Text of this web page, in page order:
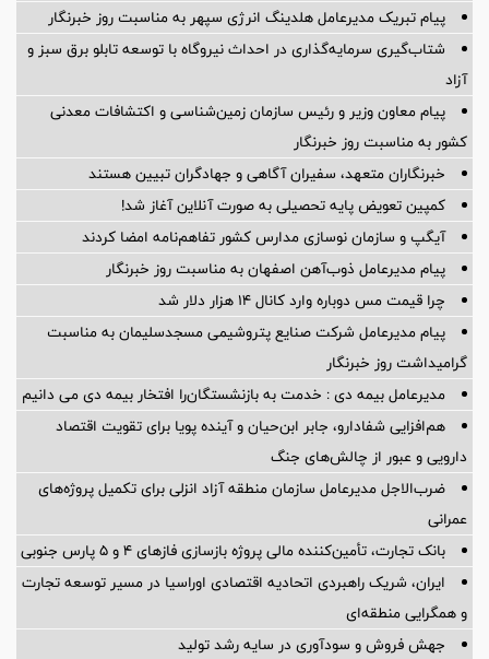
پیام تبریک مدیرعامل هلدینگ انرژی سپهر به مناسبت روز خبرنگار
شتاب‌گیری سرمایه‌گذاری در احداث نیروگاه با توسعه تابلو برق سبز و
آزاد
پیام معاون وزیر و رئیس سازمان زمین‌شناسی و اکتشافات معدنی
کشور به مناسبت روز خبرنگار
خبرنگاران متعهد، سفیران آگاهی و جهادگران تبیین هستند
کمپین تعویض پایه تحصیلی به صورت آنلاین آغاز شد!
آیگپ و سازمان نوسازی مدارس کشور تفاهم‌نامه امضا کردند
پیام مدیرعامل ذوب‌آهن اصفهان به مناسبت روز خبرنگار
چرا قیمت مس دوباره وارد کانال ۱۴ هزار دلار شد
پیام مدیرعامل شركت صنایع پتروشیمی مسجدسلیمان به مناسبت
گرامیداشت روز خبرنگار
مدیرعامل بیمه دی : خدمت به بازنشستگان‌را افتخار بیمه دی می دانیم
هم‌افزایی شفادارو، جابر ابن‌حیان و آینده پویا برای تقویت اقتصاد
دارویی و عبور از چالش‌های جنگ
ضرب‌الاجل مدیرعامل سازمان منطقه آزاد انزلی برای تكمیل پروژه‌های
عمرانی
بانک تجارت، تأمین‌کننده مالی پروژه بازسازی فازهای ۴ و ۵ پارس جنوبی
ایران، شریک راهبردی اتحادیه اقتصادی اوراسیا در مسیر توسعه تجارت
و همگرایی منطقه‌ای
جهش فروش و سودآوری در سایه رشد تولید